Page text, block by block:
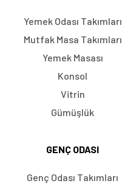
Yemek Odası Takımları
Mutfak Masa Takımları
Yemek Masası
Konsol
Vitrin
Gümüşlük
GENÇ ODASI
Genç Odası Takımları